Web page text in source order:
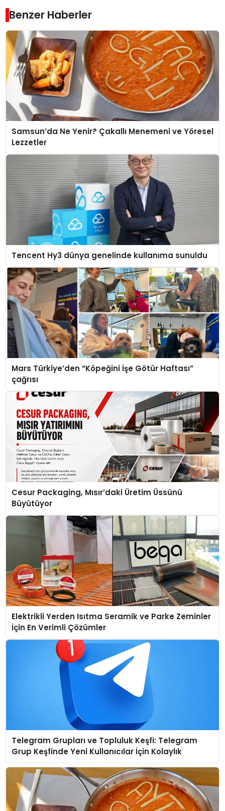
Benzer Haberler
Samsun’da Ne Yenir? Çakallı Menemeni ve Yöresel
Lezzetler
Tencent Hy3 dünya genelinde kullanıma sunuldu
Mars Türkiye’den “Köpeğini İşe Götür Haftası”
çağrısı
Cesur Packaging, Mısır’daki Üretim Üssünü
Büyütüyor
Elektrikli Yerden Isıtma Seramik ve Parke Zeminler
İçin En Verimli Çözümler
Telegram Grupları ve Topluluk Keşfi: Telegram
Grup Keşfinde Yeni Kullanıcılar İçin Kolaylık